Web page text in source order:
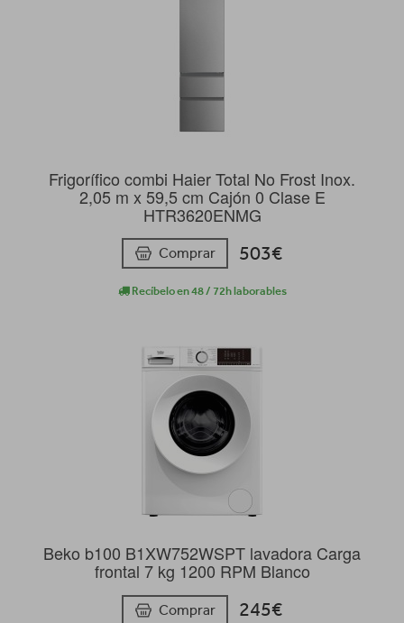
Frigorífico combi Haier Total No Frost Inox.
2,05 m x 59,5 cm Cajón 0 Clase E
HTR3620ENMG
Comprar 503€
Recíbelo en 48 / 72h laborables
Beko b100 B1XW752WSPT lavadora Carga
frontal 7 kg 1200 RPM Blanco
Comprar 245€